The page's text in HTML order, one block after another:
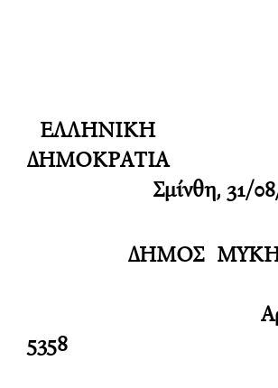
ΕΛΛΗΝΙΚΗ
Σμίνθη, 31/
ΔΗΜΟΣ
5358